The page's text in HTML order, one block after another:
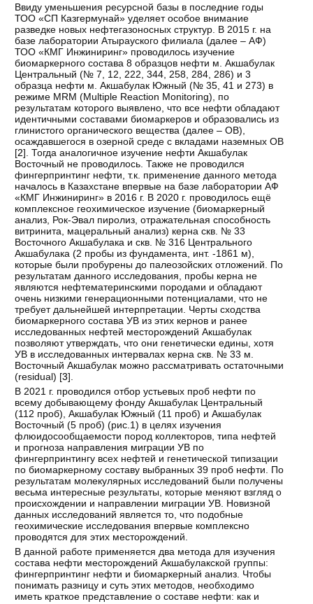
Ввиду уменьшения ресурсной базы в последние годы
ТОО «СП Казгермунай» уделяет особое внимание
разведке новых нефтегазоносных структур. В 2015 г. на
базе лаборатории Атырауского филиала (далее – АФ)
ТОО «КМГ Инжиниринг» проводилось изучение
биомаркерного состава 8 образцов нефти м. Акшабулак
Центральный (№ 7, 12, 222, 344, 258, 284, 286) и 3
образца нефти м. Акшабулак Южный (№ 35, 41 и 273) в
режиме MRM (Multiple Reaction Monitoring), по
результатам которого выявлено, что все нефти обладают
идентичными составами биомаркеров и образовались из
глинистого органического вещества (далее – ОВ),
осаждавшегося в озерной среде с вкладами наземных ОВ
[2]. Тогда аналогичное изучение нефти Акшабулак
Восточный не проводилось. Также не проводился
фингерпринтинг нефти, т.к. применение данного метода
началось в Казахстане впервые на базе лаборатории АФ
«КМГ Инжиниринг» в 2016 г. В 2020 г. проводилось ещё
комплексное геохимическое изучение (биомаркерный
анализ, Рок-Эвал пиролиз, отражательная способность
витринита, мацеральный анализ) керна скв. № 33
Восточного Акшабулака и скв. № 316 Центрального
Акшабулака (2 пробы из фундамента, инт. -1861 м),
которые были пробурены до палеозойских отложений. По
результатам данного исследования, пробы керна не
являются нефтематеринскими породами и обладают
очень низкими генерационными потенциалами, что не
требует дальнейшей интерпретации. Черты сходства
биомаркерного состава УВ из этих кернов и ранее
исследованных нефтей месторождений Акшабулак
позволяют утверждать, что они генетически едины, хотя
УВ в исследованных интервалах керна скв. № 33 м.
Восточный Акшабулак можно рассматривать остаточными
(residual) [3].
В 2021 г. проводился отбор устьевых проб нефти по
всему добывающему фонду Акшабулак Центральный
(112 проб), Акшабулак Южный (11 проб) и Акшабулак
Восточный (5 проб) (рис.1) в целях изучения
флюидосообщаемости пород коллекторов, типа нефтей
и прогноза направления миграции УВ по
фингерпринтингу всех нефтей и генетической типизации
по биомаркерному составу выбранных 39 проб нефти. По
результатам молекулярных исследований были получены
весьма интересные результаты, которые меняют взгляд о
происхождении и направлении миграции УВ. Новизной
данных исследований является то, что подобные
геохимические исследования впервые комплексно
проводятся для этих месторождений.
В данной работе применяется два метода для изучения
состава нефти месторождений Акшабулакской группы:
фингерпринтинг нефти и биомаркерный анализ. Чтобы
понимать разницу и суть этих методов, необходимо
иметь краткое представление о составе нефти: как и